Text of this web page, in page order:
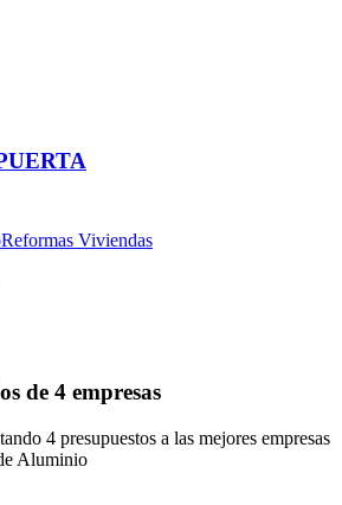
Reformas Viviendas
de 4 empresas
4 presupuestos a las mejores empresas
Aluminio